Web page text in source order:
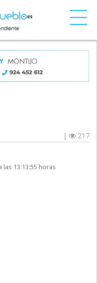
|
217
las 13:13:55 horas